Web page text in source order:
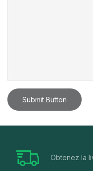
Obtenez la